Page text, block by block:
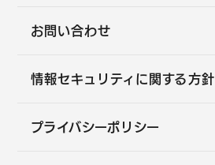
お問い合わせ
情報セキュリティに関する方針
プライバシーポリシー